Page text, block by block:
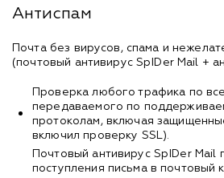
Антиспам
Почта без вирусов, спама и
(почтовый антивирус SpIDеr Mail +
Проверка любого трафика по
передаваемого по
протоколам, включая
включил проверку SSL).
Почтовый антивирус SpIDer Mail
поступления письма в почтовый